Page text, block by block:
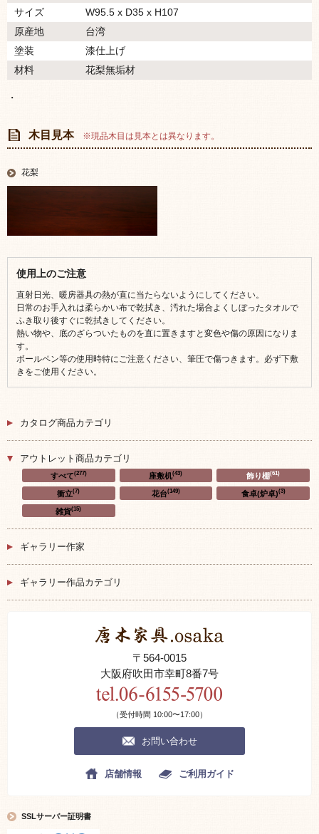
サイズ
W95.5 x D35 x H107
原産地
台湾
塗装
漆仕上げ
材料
花梨無垢材
・
木目見本 ※現品木目は見本とは異なります。
花梨
使用上のご注意
直射日光、暖房器具の熱が直に当たらないようにしてください。
日常のお手入れは柔らかい布で乾拭き、汚れた場合よくしぼったタオルで
ふき取り後すぐに乾拭きしてください。
熱い物や、底のざらついたものを直に置きますと変色や傷の原因になりま
す。
ボールペン等の使用時特にご注意ください、筆圧で傷つきます。必ず下敷
きをご使用ください。
カタログ商品カテゴリ
アウトレット商品カテゴリ
すべて(277) 座敷机(43) 飾り棚(61)
衝立(7) 花台(149) 食卓(炉卓)(3)
雑貨(15)
ギャラリー作家
ギャラリー作品カテゴリ
〒564-0015
大阪府吹田市幸町8番7号
（受付時間 10:00〜17:00）
お問い合わせ
店舗情報 ご利用ガイド
SSLサーバー証明書